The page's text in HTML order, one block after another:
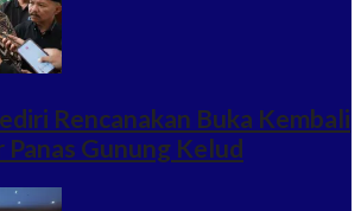
Rencanakan Buka Kembali
Gunung Kelud